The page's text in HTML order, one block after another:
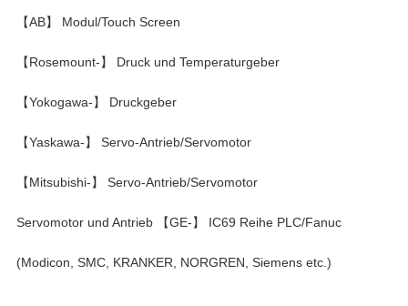
【AB】 Modul/Touch Screen
【Rosemount-】 Druck und Temperaturgeber
【Yokogawa-】 Druckgeber
【Yaskawa-】 Servo-Antrieb/Servomotor
【Mitsubishi-】 Servo-Antrieb/Servomotor
Servomotor und Antrieb 【GE-】 IC69 Reihe PLC/Fanuc
(Modicon, SMC, KRANKER, NORGREN, Siemens etc.)